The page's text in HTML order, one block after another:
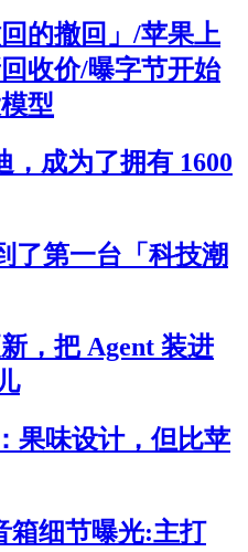
的撤回」/苹果上
收价/曝字节开始
型
，成为了拥有 1600
了第一台「科技潮
，把 Agent 装进
果味设计，但比苹
箱细节曝光:主打